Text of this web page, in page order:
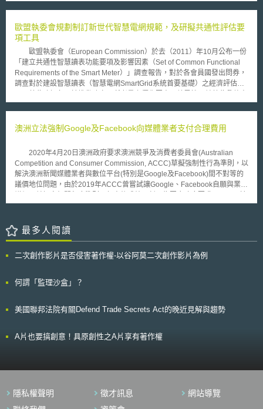
手冊架構可分為九個章節，重要章節包含：碳封存資源概述、碳封存開發生
私營部門。 由於CCUS涉及複雜管理及營運模式，IEA為決策者確立五個總
體行動，簡述如下：（1）識別封存資源並提供必要資料：現有的地質資料
是寶貴的起點，政府可以將現有資料數位化並建置資料庫，便於私部門獲取
資訊。（2）確保法律與管制框架符合CCUS需求：政府應全面盤點既有法
制體系是否到位，並應解決下列幾個關鍵問題：碳封存特定責任與風險、建
立明確與適當的許可流程、地下孔隙空間的所有權、案場管理要求（如監
控、關閉等）。（3）制定支持碳封存的政策：如將CCUS納入國家能源及
勵措施（如獎勵資金、稅收抵免、可交易的憑證、鼓勵降低成本的創新計
者時常面臨發展尚未成熟的開發環境或法制體系，因此建議政府得給予先驅
天然氣產業朝向CCUS轉型，如提供相關知識並培養相關技術，支持持續就
業並避免人才流失等。
歐盟執委會規劃制訂新世代智慧電網規範，及研擬共通性評估要
項工具
歐盟執委會（European Commission）於去（2011）年10月公布一份
「建立共通性智慧讀表功能要項及影響因素（Set of Common Functional
Requirements of the Smart Meter）」調查報告，對於各會員國發出問券，
調查對於建設智慧讀表（智慧電網SmartGrid系統首要基礎）之經濟評估要
「成本效益評估項目（Cost Benefit Assessments , CBAs)」，建立歐盟層
及，歐盟執委會所屬聯合研究中心（Joint Research Centre , JRC），於去
Grids: New Study Highlights Key Challenges and Trends in the EU）」研
究報告，指出歐盟各會員國現今已投入219個智慧電網計畫，總經費達5.5兆
歐元以上，並設立展示（Showcases）網站，供外界瞭解推動進度；此研
究報告並指出，要健全智慧電網發展，除了大規模投入經費資源建設外，更
應重視各會員國對於原既有能源管制規範之體檢審視；該報告呼籲各會員國
眾多投資於智慧電網，亦無法出現突破性發展。該報告並倡議，新世代管理
規範，至少應建立服務平台運作原則及遵守規範，並導引效益之公平分享。
此外，歐盟執委會於去（2011）年4月間，關於智慧電網發展重要法制
重視資料隱私及安全性議題（Addressing data privacy and security
Grids standards），及提供優惠政策措施，並且應確保消費者資料接取
澳洲立法強制Google及Facebook向媒體業者支付合理費用
2020年4月20日澳洲政府要求澳洲競爭及消費者委員會(Australian
Competition and Consumer Commission, ACCC)草擬強制性行為準則，以
解決澳洲新聞媒體業者與數位平台(特別是Google及Facebook)間不對等的
議價地位問題，由於2019年ACCC曾嘗試讓Google、Facebook自願與業者
同年7月31日公布一份行為準則草案，「2020年修正草案—新聞媒體與數位
AND DIGITAL PLATFORMS MANDATORY BARGAINING CODE) BILL
2020)。 此行為準則允許新聞媒體業者各自或集體向數位平台協議使用
準，並保持編輯獨立性，且每年營收須超過15萬澳元。雖然目前草案只適用
澳洲財政部長Josh Frydenberg表示，此準則設立的目的，是為了保護媒體
約束力的決定，違反規定者將會被裁處1000萬澳元的罰款。 此草案公
議會通過後正式生效。由ACCC負責執行並管理該準則，而新聞媒體業者的
最多人閱讀
二次創作影片是否侵害著作權-以谷阿莫二次創作影片為例
何謂「監理沙盒」？
美國聯邦法院有關Defend Trade Secrets Act的晚近見解與趨勢
A片也要搞創意！具原創性之A片享有著作權
隱私權聲明 徵才訊息
網站導覽